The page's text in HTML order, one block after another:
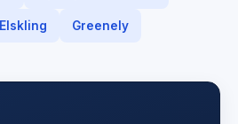
Elskling Greenely